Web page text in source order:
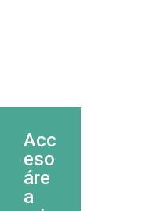
Acc
eso
áre
a